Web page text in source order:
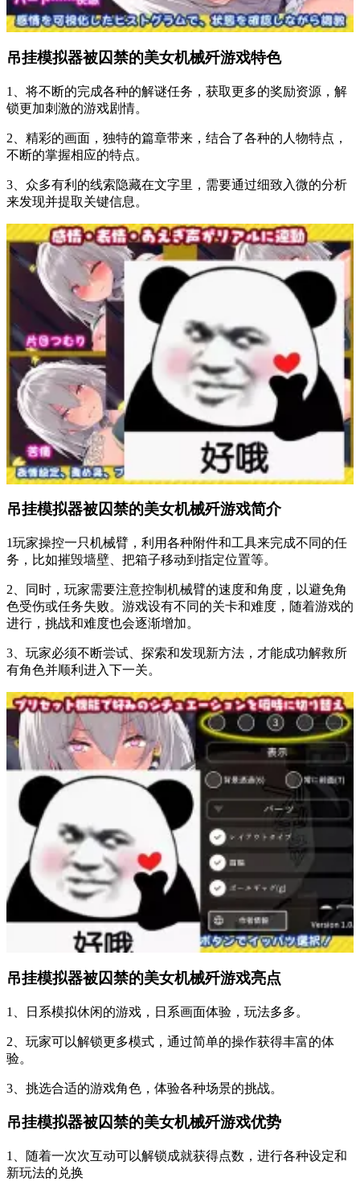
吊挂模拟器被囚禁的美女机械歼游戏特色
1、将不断的完成各种的解谜任务，获取更多的奖励资源，解
锁更加刺激的游戏剧情。
2、精彩的画面，独特的篇章带来，结合了各种的人物特点，
不断的掌握相应的特点。
3、众多有利的线索隐藏在文字里，需要通过细致入微的分析
来发现并提取关键信息。
吊挂模拟器被囚禁的美女机械歼游戏简介
1玩家操控一只机械臂，利用各种附件和工具来完成不同的任
务，比如摧毁墙壁、把箱子移动到指定位置等。
2、同时，玩家需要注意控制机械臂的速度和角度，以避免角
色受伤或任务失败。游戏设有不同的关卡和难度，随着游戏的
进行，挑战和难度也会逐渐增加。
3、玩家必须不断尝试、探索和发现新方法，才能成功解救所
有角色并顺利进入下一关。
吊挂模拟器被囚禁的美女机械歼游戏亮点
1、日系模拟休闲的游戏，日系画面体验，玩法多多。
2、玩家可以解锁更多模式，通过简单的操作获得丰富的体
验。
3、挑选合适的游戏角色，体验各种场景的挑战。
吊挂模拟器被囚禁的美女机械歼游戏优势
1、随着一次次互动可以解锁成就获得点数，进行各种设定和
新玩法的兑换